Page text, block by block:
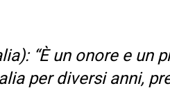
“È un onore e un
per diversi anni,